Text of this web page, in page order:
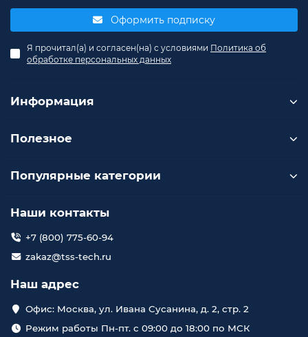
Оформить подписку
Я прочитал(а) и согласен(на) с условиями Политика об
обработке персональных данных
Информация
Полезное
Популярные категории
Наши контакты
+7 (800) 775-60-94
zakaz@tss-tech.ru
Наш адрес
Офис: Москва, ул. Ивана Сусанина, д. 2, стр. 2
Режим работы Пн-пт. с 09:00 до 18:00 по МСК